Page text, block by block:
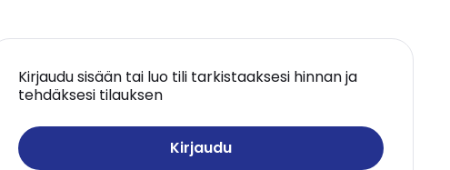
Kirjaudu sisään tai luo tili tarkistaaksesi hinnan ja
tehdäksesi tilauksen
Kirjaudu